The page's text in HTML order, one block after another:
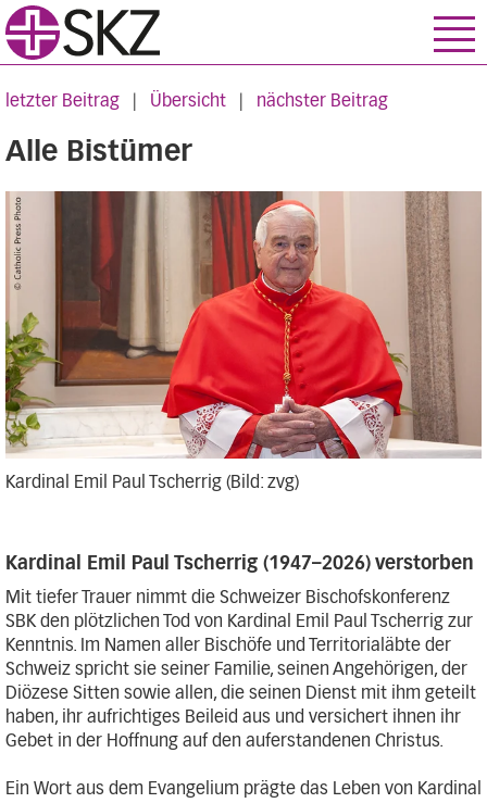
letzter Beitrag Übersicht nächster Beitrag
Alle Bistümer
Kardinal Emil Paul Tscherrig (Bild: zvg)
Kardinal Emil Paul Tscherrig (1947–2026) verstorben
Mit tiefer Trauer nimmt die Schweizer Bischofskonferenz
SBK den plötzlichen Tod von Kardinal Emil Paul Tscherrig zur
Kenntnis. Im Namen aller Bischöfe und Territorialäbte der
Schweiz spricht sie seiner Familie, seinen Angehörigen, der
Diözese Sitten sowie allen, die seinen Dienst mit ihm geteilt
haben, ihr aufrichtiges Beileid aus und versichert ihnen ihr
Gebet in der Hoffnung auf den auferstandenen Christus.
Ein Wort aus dem Evangelium prägte das Leben von Kardinal